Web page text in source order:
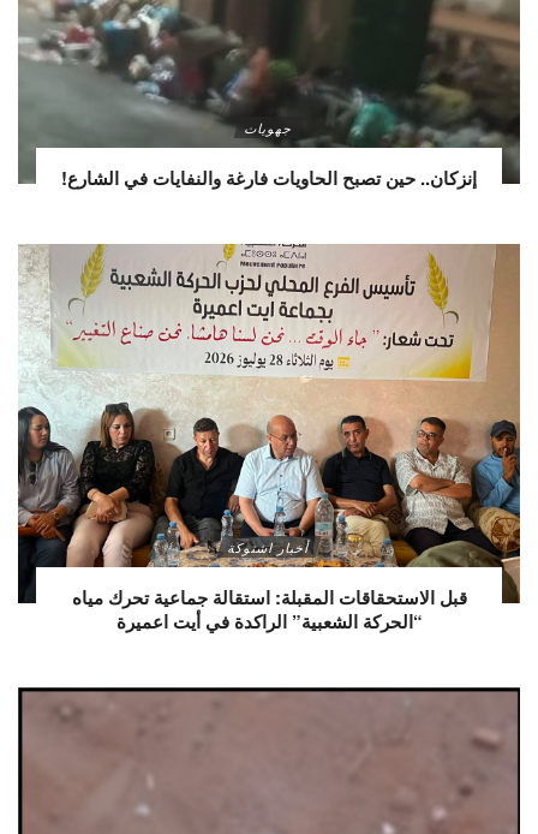
جهويات
إنزكان.. حين تصبح الحاويات فارغة والنفايات في الشارع!
أخبار اشتوكة
قبل الاستحقاقات المقبلة: استقالة جماعية تحرك مياه
“الحركة الشعبية” الراكدة في أيت اعميرة